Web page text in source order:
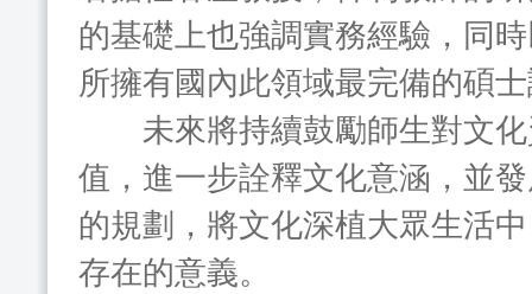
的基礎上也強調實務經驗，同
所擁有國內此領域最完備的碩
未來將持續鼓勵師生對文化
值，進一步詮釋文化意涵，並
的規劃，將文化深植大眾生活
存在的意義。